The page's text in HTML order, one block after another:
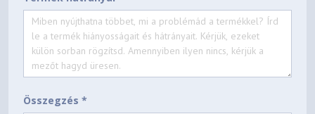
Összegzés *